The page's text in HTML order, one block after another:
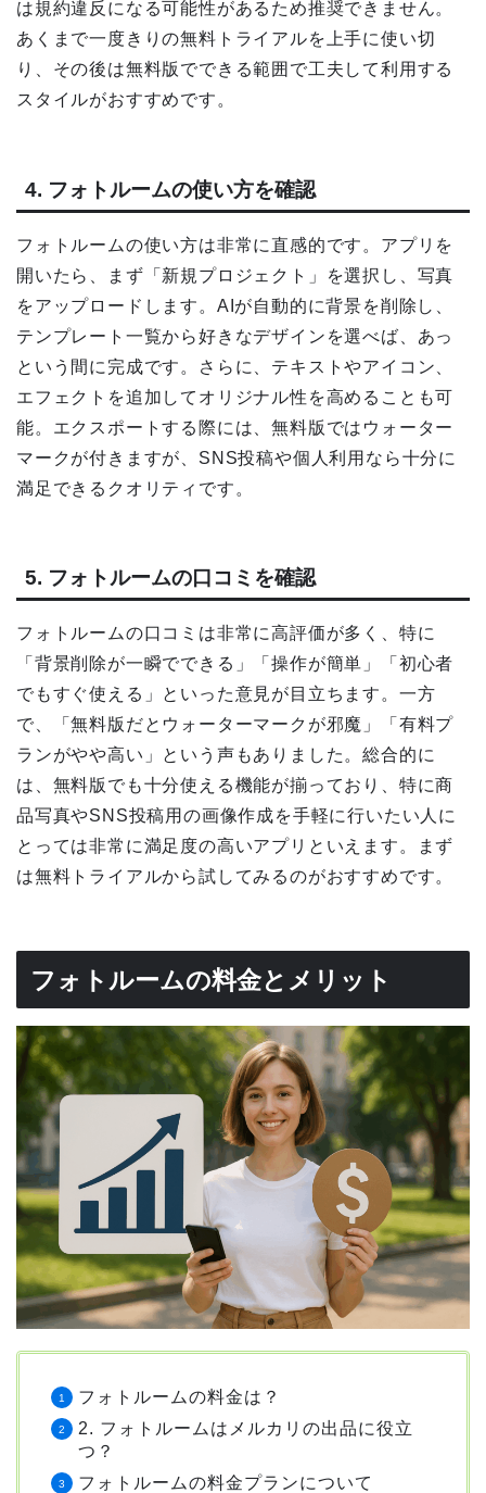
は規約違反になる可能性があるため推奨できません。
あくまで一度きりの無料トライアルを上手に使い切
り、その後は無料版でできる範囲で工夫して利用する
スタイルがおすすめです。
4. フォトルームの使い方を確認
フォトルームの使い方は非常に直感的です。アプリを
開いたら、まず「新規プロジェクト」を選択し、写真
をアップロードします。AIが自動的に背景を削除し、
テンプレート一覧から好きなデザインを選べば、あっ
という間に完成です。さらに、テキストやアイコン、
エフェクトを追加してオリジナル性を高めることも可
能。エクスポートする際には、無料版ではウォーター
マークが付きますが、SNS投稿や個人利用なら十分に
満足できるクオリティです。
5. フォトルームの口コミを確認
フォトルームの口コミは非常に高評価が多く、特に
「背景削除が一瞬でできる」「操作が簡単」「初心者
でもすぐ使える」といった意見が目立ちます。一方
で、「無料版だとウォーターマークが邪魔」「有料プ
ランがやや高い」という声もありました。総合的に
は、無料版でも十分使える機能が揃っており、特に商
品写真やSNS投稿用の画像作成を手軽に行いたい人に
とっては非常に満足度の高いアプリといえます。まず
は無料トライアルから試してみるのがおすすめです。
フォトルームの料金とメリット
フォトルームの料金は？
2. フォトルームはメルカリの出品に役立
つ？
フォトルームの料金プランについて